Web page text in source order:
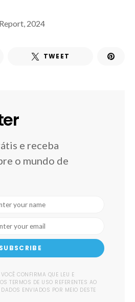
2024
TWEET
e receba
o mundo de
SUBSCRIBE
CONFIRMA QUE LEU E
TERMOS DE USO REFERENTES AO
ENVIADOS POR MEIO DESTE